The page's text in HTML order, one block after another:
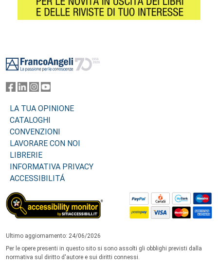
LA TUA OPINIONE
CATALOGHI
CONVENZIONI
LAVORARE CON NOI
LIBRERIE
INFORMATIVA PRIVACY
ACCESSIBILITÁ
Ultimo aggiornamento: 24/06/2026
Per le opere presenti in questo sito si sono assolti gli obblighi previsti dalla
normativa sul diritto d'autore e sui diritti connessi.